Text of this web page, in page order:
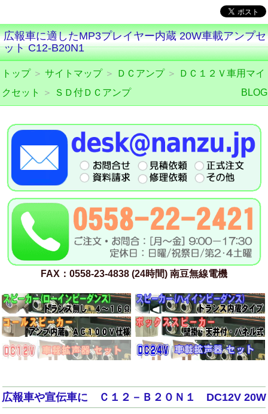
広報車に適したMP3プレイヤー内蔵 20W車載アンプセ
ット C12-B20N1
トップ＞ サイトマップ＞ ＤＣアンプ＞
ＤＣ１２Ｖ車用マイ
クセット
＞ ＳＤ付ＤＣアンプ BLOG
FAX：0558-23-4838 (24時間) 南豆無線電機
広報車や宣伝車に Ｃ１２－Ｂ２０Ｎ１ DC12V 20W